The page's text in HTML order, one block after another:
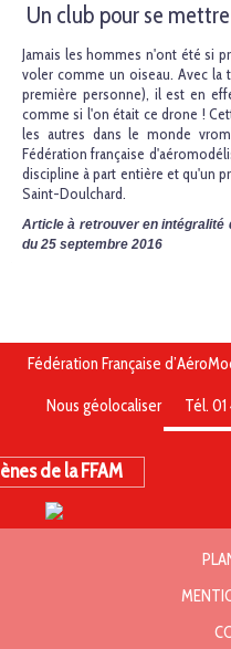
Un club pour se
Jamais les hommes n'ont été si
voler comme un oiseau. Avec la
première personne), il est en
comme si l'on était ce drone !
les autres dans le monde
Fédération française
discipline à part entière et qu'un
Saint-Doulchard.
Article à retrouver en intégralité
du 25 septembre 2016
Fédération Française
Nous géolocaliser
Tél.
de la FFAM